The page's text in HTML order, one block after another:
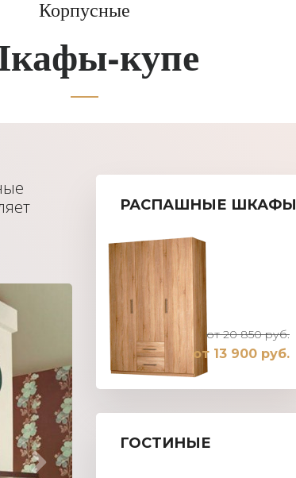
Корпусные
купе
РАСПАШНЫЕ ШКАФЫ
от 20 850 руб.
от 13 900 руб.
ГОСТИНЫЕ